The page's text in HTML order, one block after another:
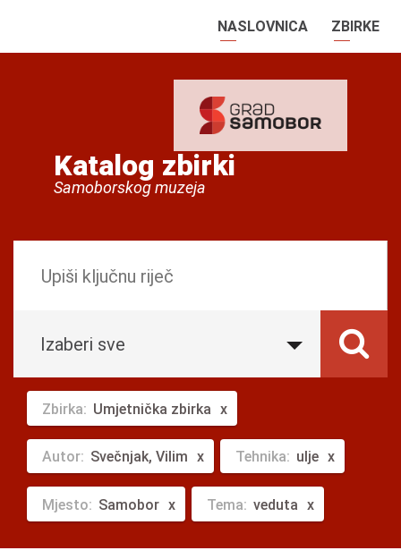
NASLOVNICA ZBIRKE
Katalog zbirki
Samoborskog muzeja
Izaberi sve
Zbirka: Umjetnička zbirka
Autor: Svečnjak, Vilim Tehnika: ulje
Mjesto: Samobor Tema: veduta